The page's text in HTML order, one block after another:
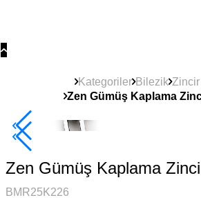
Kategoriler Bilezik
Zen Gümüş Kaplama
2+ Ürüne +%10
Zen Gümüş Kaplama
BMR25K226